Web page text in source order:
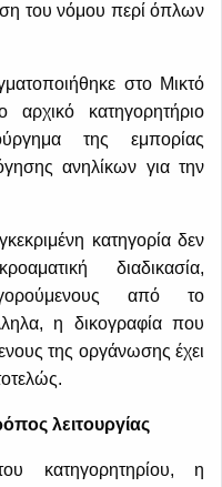
του νόμου περί όπλων
στο Μικτό
κατηγορητήριο
της εμπορίας
ανηλίκων για την
κατηγορία δεν
διαδικασία,
από το
η δικογραφία που
της οργάνωσης έχει
λειτουργίας
κατηγορητηρίου, η